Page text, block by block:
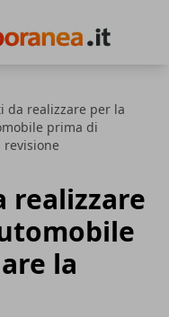
da realizzare per la
prima di
realizzare
la